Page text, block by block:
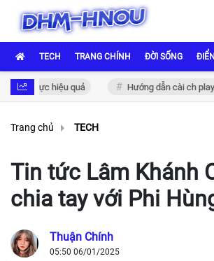
TECH TRANG CHÍNH ĐỜI SỐNG
thực hiệu quả Hướng dẫn cài ch play cho
Trang chủ TECH
Tin tức Lâm Khánh
chia tay với Phi
Thuận Chính
05:50 06/01/2025